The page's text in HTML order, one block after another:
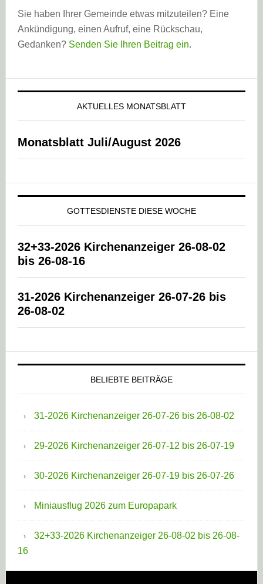
Sie haben Ihrer Gemeinde etwas mitzuteilen? Eine
Ankündigung, einen Aufruf, eine Rückschau,
Gedanken? Senden Sie Ihren Beitrag ein.
AKTUELLES MONATSBLATT
Monatsblatt Juli/August 2026
GOTTESDIENSTE DIESE WOCHE
32+33-2026 Kirchenanzeiger 26-08-02
bis 26-08-16
31-2026 Kirchenanzeiger 26-07-26 bis
26-08-02
BELIEBTE BEITRÄGE
31-2026 Kirchenanzeiger 26-07-26 bis 26-08-02
29-2026 Kirchenanzeiger 26-07-12 bis 26-07-19
30-2026 Kirchenanzeiger 26-07-19 bis 26-07-26
Miniausflug 2026 zum Europapark
32+33-2026 Kirchenanzeiger 26-08-02 bis 26-08-
16